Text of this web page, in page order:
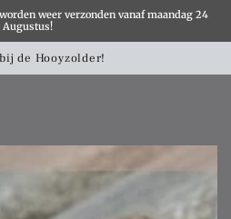
weer verzonden vanaf maandag 24
Augustus!
de Hooyzolder!